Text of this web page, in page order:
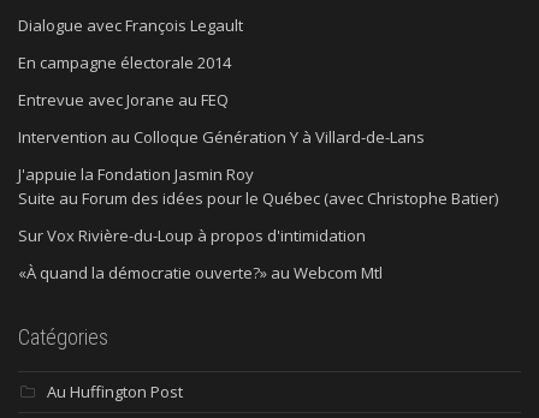
Dialogue avec François Legault
En campagne électorale 2014
Entrevue avec Jorane au FEQ
Intervention au Colloque Génération Y à Villard-de-Lans
J'appuie la Fondation Jasmin Roy
Suite au Forum des idées pour le Québec (avec Christophe Batier)
Sur Vox Rivière-du-Loup à propos d'intimidation
«À quand la démocratie ouverte?» au Webcom Mtl
Catégories
Au Huffington Post